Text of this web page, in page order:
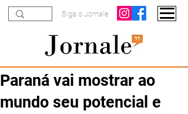
Siga o Jornale
Paraná vai mostrar ao
mundo seu potencial e